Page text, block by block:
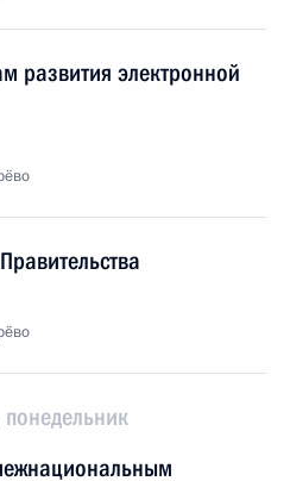
развития электронной